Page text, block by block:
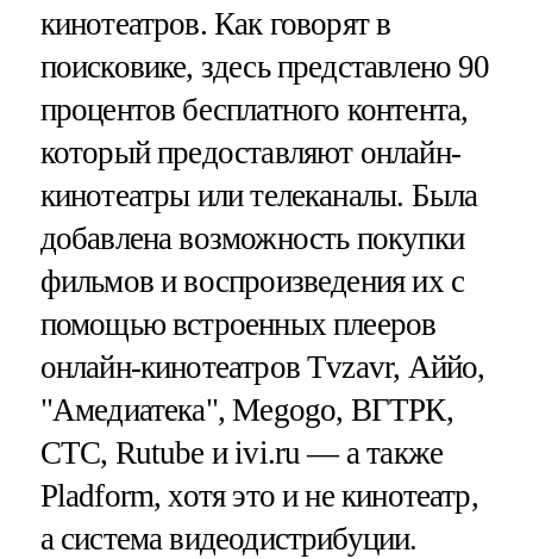
кинотеатров. Как говорят в
поисковике, здесь представлено 90
процентов бесплатного контента,
который предоставляют онлайн-
кинотеатры или телеканалы. Была
добавлена возможность покупки
фильмов и воспроизведения их с
помощью встроенных плееров
онлайн-кинотеатров Tvzavr, Аййо,
"Амедиатека", Megogo, ВГТРК,
СТС, Rutube и ivi.ru — а также
Pladform, хотя это и не кинотеатр,
а система видеодистрибуции.